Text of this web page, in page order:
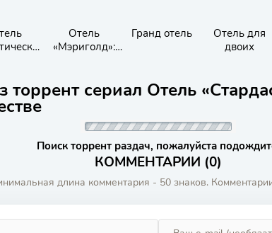
Отель
«Мэриголд»:
Гранд отель
Отель для
двоих
торрент сериал Отель
Поиск торрент раздач, пожалуйста
КОММЕНТАРИИ (0)
длина комментария - 50 знаков.